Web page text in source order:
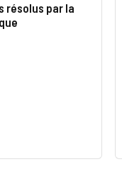
résolus par la